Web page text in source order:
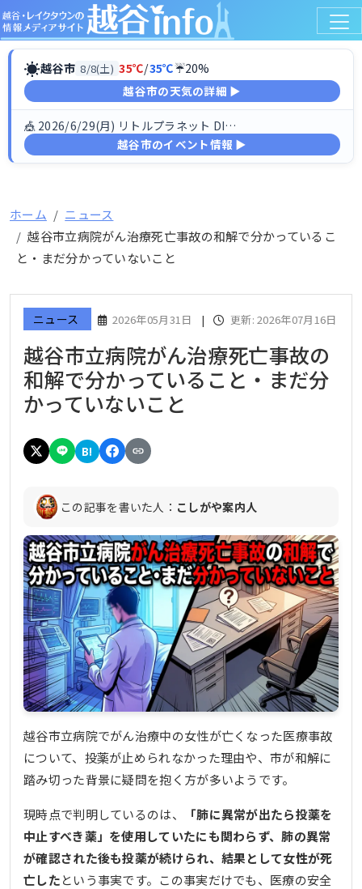
☀越谷市 8/8(土) 35℃/35℃☔20%
越谷市の天気の詳細 ▶
🎪 2026/6/29(月) リトルプラネット DINO FESTIV…
越谷市のイベント情報 ▶
ホーム
ニュース
越谷市立病院がん治療死亡事故の和解で分かっているこ
と・まだ分かっていないこと
ニュース 2026年05月31日 | 更新: 2026年07月16日
越谷市立病院がん治療死亡事故の
和解で分かっていること・まだ分
かっていないこと
B!
この記事を書いた人： こしがや案内人
越谷市立病院でがん治療中の女性が亡くなった医療事故
について、投薬が止められなかった理由や、市が和解に
踏み切った背景に疑問を抱く方が多いようです。
現時点で判明しているのは、
「肺に異常が出たら投薬を
中止すべき薬」を使用していたにも関わらず、肺の異常
が確認された後も投薬が続けられ、結果として女性が死
亡したという事実です。この事実だけでも、医療の安全